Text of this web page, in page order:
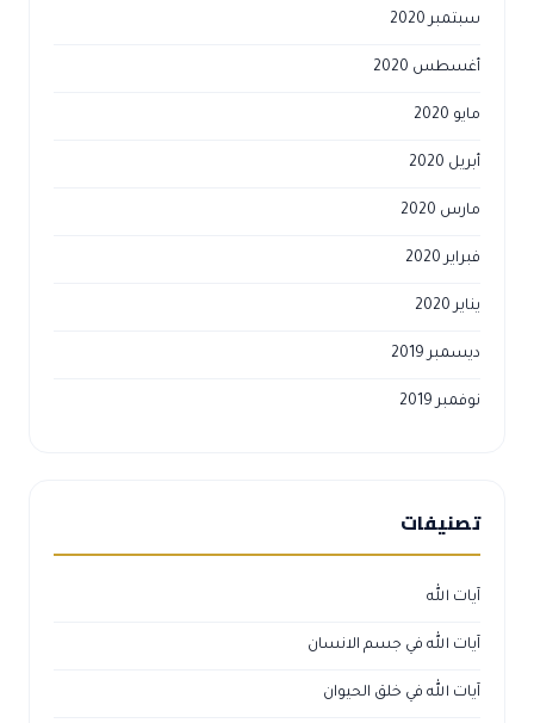
سبتمبر 2020
أغسطس 2020
مايو 2020
أبريل 2020
مارس 2020
فبراير 2020
يناير 2020
ديسمبر 2019
نوفمبر 2019
تصنيفات
آيات الله
آيات الله في جسم الانسان
آيات الله في خلق الحيوان